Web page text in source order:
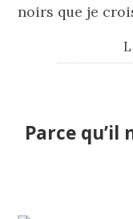
noirs que je
Parce qu’il